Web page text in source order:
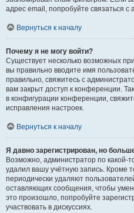
адрес email, попробуйте связаться с
Вернуться к началу
Почему я не могу войти?
Существует несколько возможных
вы правильно вводите имя
правильно, свяжитесь с
вам закрыт доступ к конференции.
в конфигурации конференции,
исправления настроек.
Вернуться к началу
Я давно зарегистрирован, но
Возможно, администратор по какой-
удалил вашу учётную запись. Кроме
периодически удаляют
оставляющих сообщения, чтобы
это произошло, попробуйте
участвовать в дискуссиях.